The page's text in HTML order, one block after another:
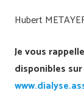
Hubert
Je vous
disponibles